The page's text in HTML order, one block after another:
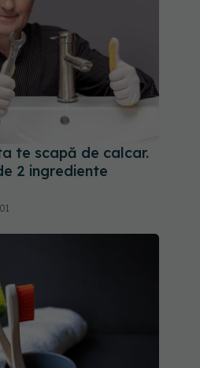
te scapă de calcar.
2 ingrediente